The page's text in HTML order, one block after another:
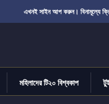
এখনই সাইন আপ করুন। বিনামূল্যে
মহিলাদের টি২০ বিশ্বকাপ